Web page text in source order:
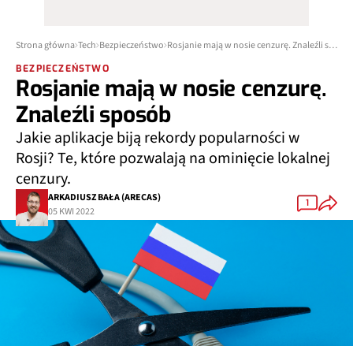
Strona główna Tech Bezpieczeństwo Rosjanie mają w nosie cenzurę. Znaleźli sposób
BEZPIECZEŃSTWO
Rosjanie mają w nosie cenzurę.
Znaleźli sposób
Jakie aplikacje biją rekordy popularności w
Rosji? Te, które pozwalają na ominięcie lokalnej
cenzury.
ARKADIUSZ BAŁA (ARECAS)
05 KWI 2022
1